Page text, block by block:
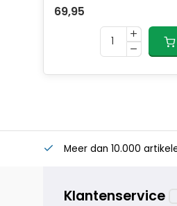
Diameter schakels
Diameter plug-in pin:
Beveiligingsniveau: 12
69,95
Meer dan 10.000
Klantenservice